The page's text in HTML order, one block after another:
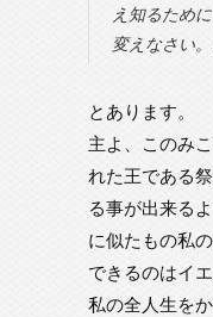
え知るため
変えなさい。
とあります。
主よ、このみ
れた王である
る事が出来る
に似たもの私
できるのはイ
私の全人生を